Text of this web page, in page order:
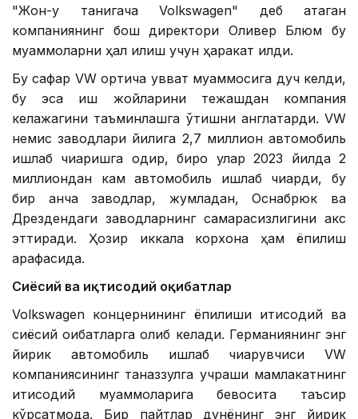
"Жон-у танигача Volkswagen" деб атаган
компаниянинг бош директори Оливер Блюм бу
муаммоларни ҳал қилиш учун ҳаракат қилди.
Бу сафар VW ортиқча қувват муаммосига дуч келди,
бу эса иш жойларини тежашдан компания
келажагини таъминлашга ўтишни англатарди. VW
немис заводлари йилига 2,7 миллион автомобиль
ишлаб чиқаришга қодир, бироқ улар 2023 йилда 2
миллиондан кам автомобиль ишлаб чиқарди, бу
бир қанча заводлар, жумладан, Оснабрюк ва
Дрездендаги заводларнинг самарасизлигини акс
эттиради. Ҳозир иккала корхона ҳам ёпилиш
арафасида.
Сиёсий ва иқтисодий оқибатлар
Volkswagen концернининг ёпилиши иқтисодий ва
сиёсий оқибатларга олиб келади. Германиянинг энг
йирик автомобиль ишлаб чиқарувчиси VW
компаниясининг таназзулга учраши мамлакатнинг
иқтисодий муаммоларига бевосита таъсир
кўрсатмоқда. Бир пайтлар дунёнинг энг йирик